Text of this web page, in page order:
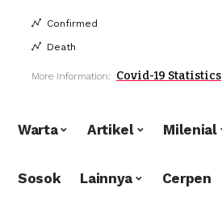
Confirmed
Death
More Information: Covid-19 Statistics
Warta Artikel Milenial
Sosok Lainnya Cerpen